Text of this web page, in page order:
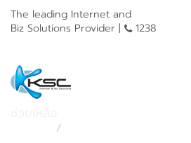
The leading Internet and
Biz Solutions Provider |
1238
บริการหลังการขาย